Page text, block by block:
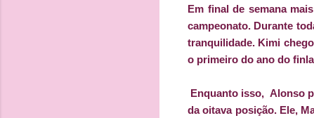
Em final de semana
campeonato. Durante
tranquilidade. Kimi
o primeiro do ano do
Enquanto isso, Alonso
da oitava posição. Ele,